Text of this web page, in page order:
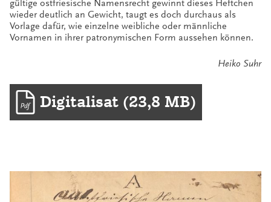
gültige ostfriesische Namensrecht gewinnt dieses Heftchen
wieder deutlich an Gewicht, taugt es doch durchaus als
Vorlage dafür, wie einzelne weibliche oder männliche
Vornamen in ihrer patronymischen Form aussehen können.
Heiko Suhr
Digitalisat (23,8 MB)